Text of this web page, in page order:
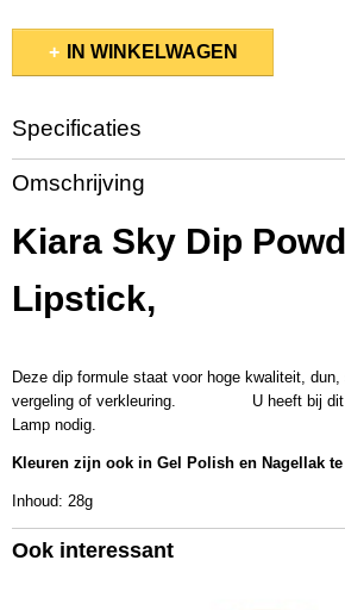
IN WINKELWAGEN
Specificaties
Productcode
KSDP013
EAN code
637390560519
KSD422
Afmetingen (l,b,h)
5 x 5 x 4,50 cm
Omschrijving
Kiara Sky Dip
Lipstick,
Deze dip formule staat voor hoge kwaliteit,
vergeling of verkleuring. U heeft bij dit
Lamp nodig.
Kleuren zijn ook in Gel Polish en Nagellak
Inhoud: 28g
Ook interessant